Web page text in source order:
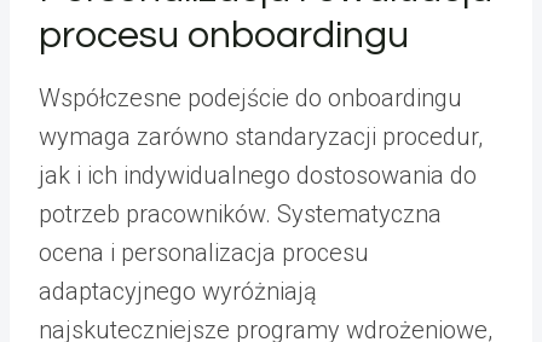
procesu onboardingu
Współczesne podejście do onboardingu
wymaga zarówno standaryzacji procedur,
jak i ich indywidualnego dostosowania do
potrzeb pracowników. Systematyczna
ocena i personalizacja procesu
adaptacyjnego wyróżniają
najskuteczniejsze programy wdrożeniowe,